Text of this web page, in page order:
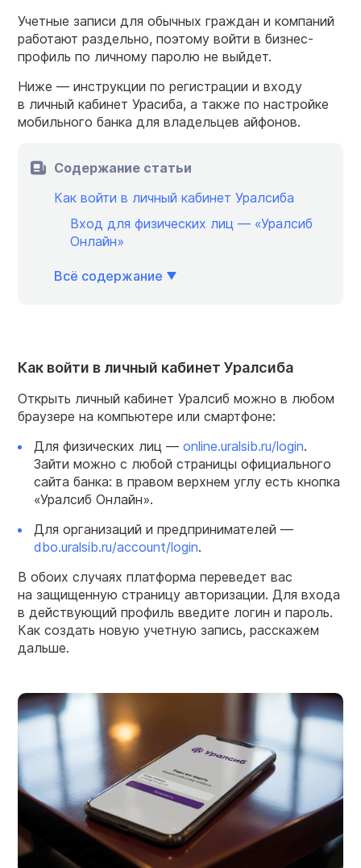
Учетные записи для обычных граждан и компаний
работают раздельно, поэтому войти в бизнес-
профиль по личному паролю не выйдет.
Ниже — инструкции по регистрации и входу
в личный кабинет Урасиба, а также по настройке
мобильного банка для владельцев айфонов.
Содержание статьи
Как войти в личный кабинет Уралсиба
Вход для физических лиц — «Уралсиб
Онлайн»
Всё содержание
Как войти в личный кабинет Уралсиба
Открыть личный кабинет Уралсиб можно в любом
браузере на компьютере или смартфоне:
Для физических лиц — online.uralsib.ru/login.
Зайти можно с любой страницы официального
сайта банка: в правом верхнем углу есть кнопка
«Уралсиб Онлайн».
Для организаций и предпринимателей —
dbo.uralsib.ru/account/login.
В обоих случаях платформа переведет вас
на защищенную страницу авторизации. Для входа
в действующий профиль введите логин и пароль.
Как создать новую учетную запись, расскажем
дальше.